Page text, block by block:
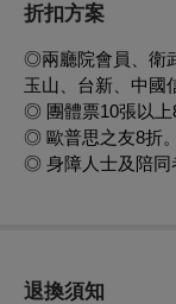
折扣方案
◎兩廳院會員、衛
玉山、台新、中國
◎ 團體票10張以上
◎ 歐普思之友8折。
◎ 身障人士及陪同
退換須知